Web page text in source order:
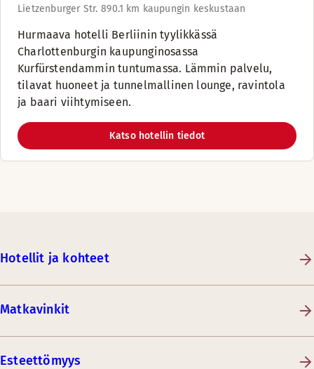
Lietzenburger Str. 890.1 km kaupungin keskustaan
Hurmaava hotelli Berliinin tyylikkässä
Charlottenburgin kaupunginosassa
Kurfürstendammin tuntumassa. Lämmin palvelu,
tilavat huoneet ja tunnelmallinen lounge, ravintola
ja baari viihtymiseen.
Katso hotellin tiedot
Hotellit ja kohteet
Matkavinkit
Esteettömyys